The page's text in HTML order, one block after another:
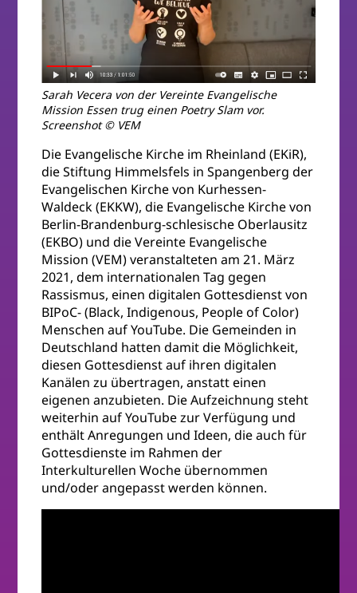
Sarah Vecera von der Vereinte Evangelische
Mission Essen trug einen Poetry Slam vor.
Screenshot © VEM
Die Evangelische Kirche im Rheinland (EKiR),
die Stiftung Himmelsfels in Spangenberg der
Evangelischen Kirche von Kurhessen-
Waldeck (EKKW), die Evangelische Kirche von
Berlin-Brandenburg-schlesische Oberlausitz
(EKBO) und die Vereinte Evangelische
Mission (VEM) veranstalteten am 21. März
2021, dem internationalen Tag gegen
Rassismus, einen digitalen Gottesdienst von
BIPoC- (Black, Indigenous, People of Color)
Menschen auf YouTube. Die Gemeinden in
Deutschland hatten damit die Möglichkeit,
diesen Gottesdienst auf ihren digitalen
Kanälen zu übertragen, anstatt einen
eigenen anzubieten. Die Aufzeichnung steht
weiterhin auf YouTube zur Verfügung und
enthält Anregungen und Ideen, die auch für
Gottesdienste im Rahmen der
Interkulturellen Woche übernommen
und/oder angepasst werden können.